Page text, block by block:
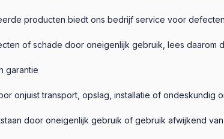
producten biedt ons bedrijf service voor
of schade door oneigenlijk gebruik, lees daarom
garantie
onjuist transport, opslag, installatie of ondeskundig
door oneigenlijk gebruik of gebruik afwijkend